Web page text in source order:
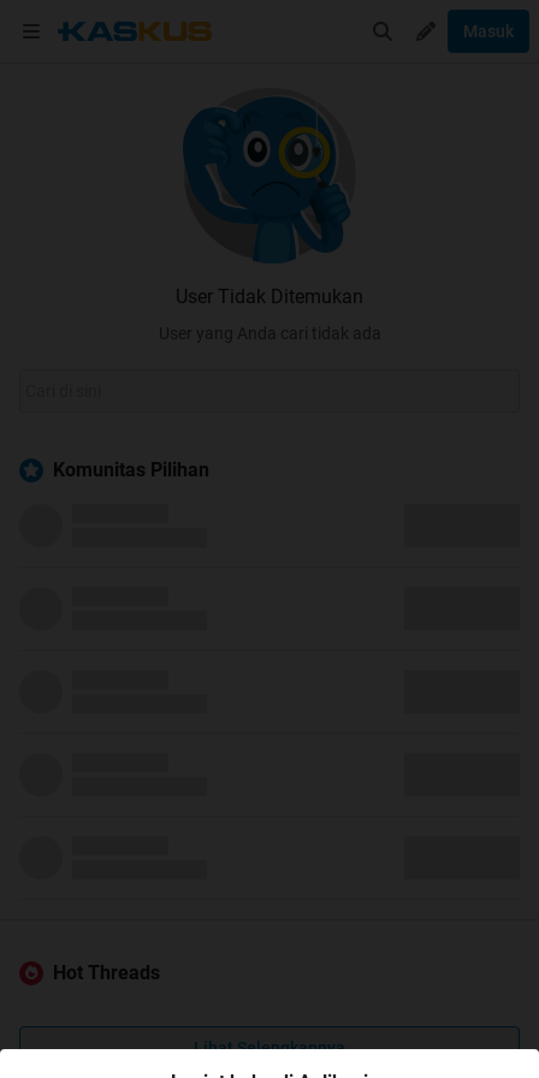
Masuk
User Tidak Ditemukan
User yang Anda cari tidak ada
Komunitas Pilihan
Hot Threads
Lihat Selengkapnya